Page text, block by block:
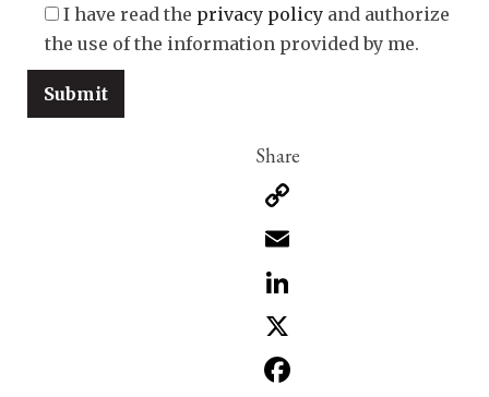
I have read the privacy policy and authorize
the use of the information provided by me.